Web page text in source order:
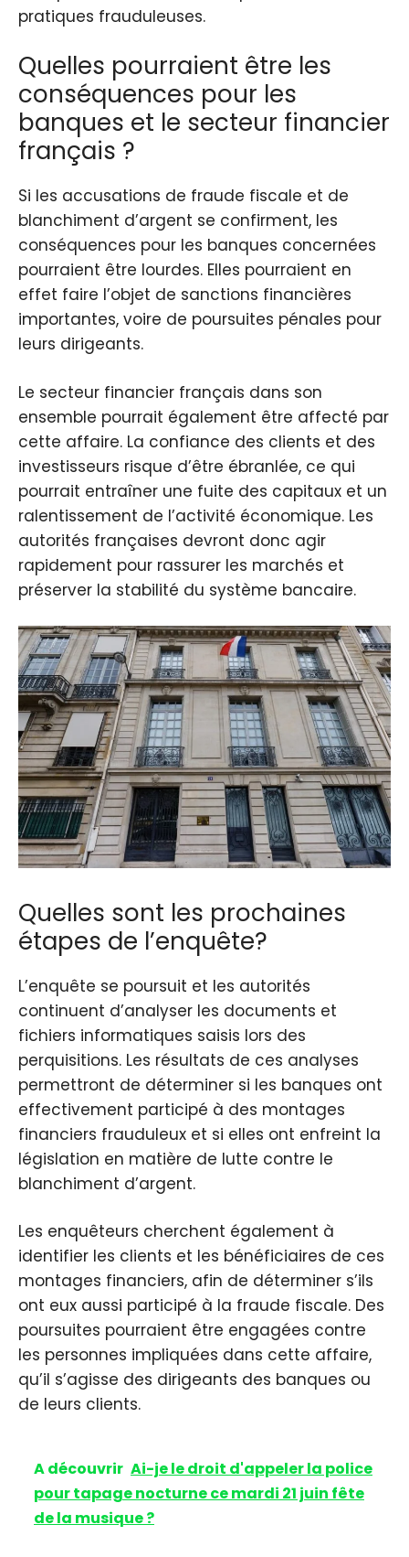
pratiques frauduleuses.
Quelles pourraient être les
conséquences pour les
banques et le secteur financier
français ?
Si les accusations de fraude fiscale et de
blanchiment d’argent se confirment, les
conséquences pour les banques concernées
pourraient être lourdes. Elles pourraient en
effet faire l’objet de sanctions financières
importantes, voire de poursuites pénales pour
leurs dirigeants.
Le secteur financier français dans son
ensemble pourrait également être affecté par
cette affaire. La confiance des clients et des
investisseurs risque d’être ébranlée, ce qui
pourrait entraîner une fuite des capitaux et un
ralentissement de l’activité économique. Les
autorités françaises devront donc agir
rapidement pour rassurer les marchés et
préserver la stabilité du système bancaire.
Quelles sont les prochaines
étapes de l’enquête?
L’enquête se poursuit et les autorités
continuent d’analyser les documents et
fichiers informatiques saisis lors des
perquisitions. Les résultats de ces analyses
permettront de déterminer si les banques ont
effectivement participé à des montages
financiers frauduleux et si elles ont enfreint la
législation en matière de lutte contre le
blanchiment d’argent.
Les enquêteurs cherchent également à
identifier les clients et les bénéficiaires de ces
montages financiers, afin de déterminer s’ils
ont eux aussi participé à la fraude fiscale. Des
poursuites pourraient être engagées contre
les personnes impliquées dans cette affaire,
qu’il s’agisse des dirigeants des banques ou
de leurs clients.
A découvrir Ai-je le droit d'appeler la police
pour tapage nocturne ce mardi 21 juin fête
de la musique ?